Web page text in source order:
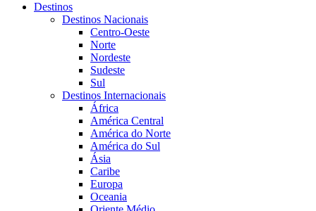
Destinos
Destinos Nacionais
Centro-Oeste
Norte
Nordeste
Sudeste
Sul
Destinos Internacionais
África
América Central
América do Norte
América do Sul
Ásia
Caribe
Europa
Oceania